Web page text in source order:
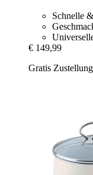
Schnelle
€ 149,99
Gratis